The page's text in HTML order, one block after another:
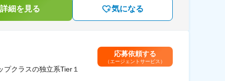
細を見る 気になる
クラスの独立系Tier１
応募依頼する
（エージェントサービス）